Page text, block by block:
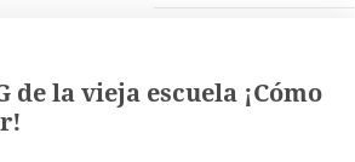
de la vieja escuela ¡Cómo